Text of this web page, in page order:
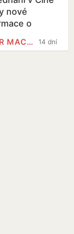
nové
o
řekl
14 dní
PETR MACINKA